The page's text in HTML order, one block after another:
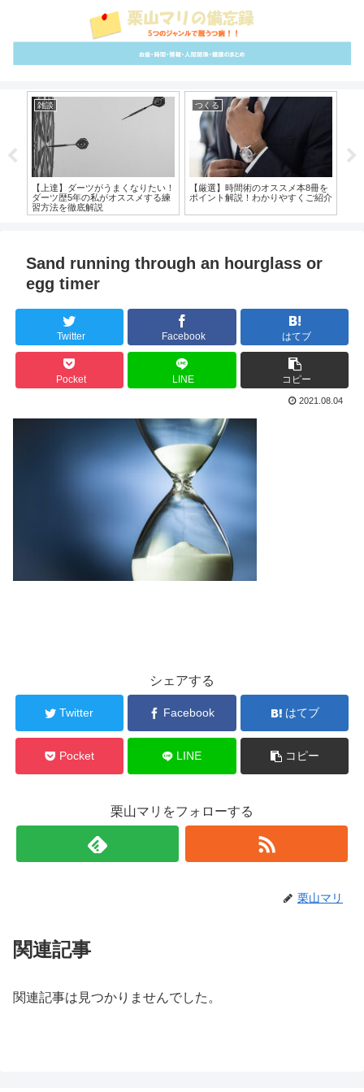
雑談
【上達】ダーツがうまくなりたい！
ダーツ歴5年の私がオススメする練
習方法を徹底解説
つくる
【厳選】時間術のオススメ本8冊を
ポイント解説！わかりやすくご紹介
Sand running through an hourglass or
egg timer
Twitter Facebook はてブ
Pocket LINE コピー
2021.08.04
シェアする
Twitter Facebook はてブ
Pocket LINE コピー
栗山マリをフォローする
栗山マリ
関連記事
関連記事は見つかりませんでした。